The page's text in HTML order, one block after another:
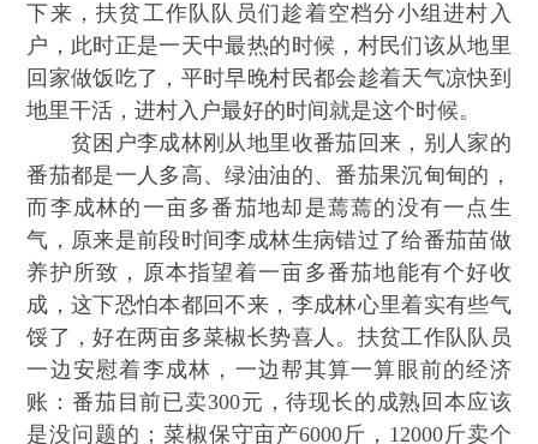
下来，扶贫工作队队员们趁着空档分小组进村入
户，此时正是一天中最热的时候，村民们该从地里
回家做饭吃了，平时早晚村民都会趁着天气凉快到
地里干活，进村入户最好的时间就是这个时候。
贫困户李成林刚从地里收番茄回来，别人家的
番茄都是一人多高、绿油油的、番茄果沉甸甸的，
而李成林的一亩多番茄地却是蔫蔫的没有一点生
气，原来是前段时间李成林生病错过了给番茄苗做
养护所致，原本指望着一亩多番茄地能有个好收
成，这下恐怕本都回不来，李成林心里着实有些气
馁了，好在两亩多菜椒长势喜人。扶贫工作队队员
一边安慰着李成林，一边帮其算一算眼前的经济
账：番茄目前已卖300元，待现长的成熟回本应该
是没问题的；菜椒保守亩产6000斤，12000斤卖个